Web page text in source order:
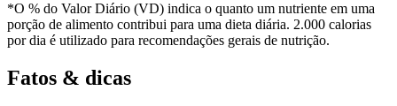
*O % do Valor Diário (VD) indica o quanto um nutriente em uma
porção de alimento contribui para uma dieta diária. 2.000 calorias
por dia é utilizado para recomendações gerais de nutrição.
Fatos & dicas